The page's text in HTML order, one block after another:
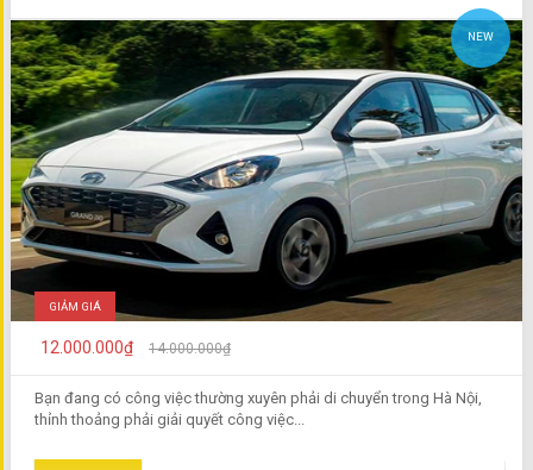
NEW
GIẢM GIÁ
12.000.000₫ 14.000.000₫
Bạn đang có công việc thường xuyên phải di chuyển trong Hà Nội,
thỉnh thoảng phải giải quyết công việc...